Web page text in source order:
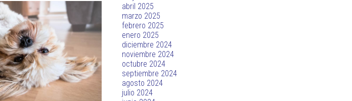
abril 2025
marzo 2025
febrero 2025
enero 2025
diciembre 2024
noviembre 2024
octubre 2024
septiembre 2024
agosto 2024
julio 2024